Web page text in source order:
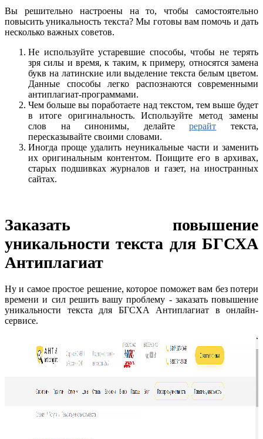
Вы решительно настроены на то, чтобы самостоятельно
повысить уникальность текста? Мы готовы вам помочь и дать
несколько важных советов.
Не используйте устаревшие способы, чтобы не терять
зря силы и время, к таким, к примеру, относятся замена
букв на латинские или выделение текста белым цветом.
Данные способы легко распознаются современными
антиплагиат-программами.
Чем больше вы поработаете над текстом, тем выше будет
в итоге оригинальность. Используйте метод замены
слов на синонимы, делайтерерайт текста,
пересказывайте своими словами.
Иногда проще удалить неуникальные части и заменить
их оригинальным контентом. Поищите его в архивах,
старых подшивках журналов и газет, на иностранных
сайтах.
Заказать повышение
уникальности текста для БГСХА
Антиплагиат
Ну и самое простое решение, которое поможет вам без потери
времени и сил решить вашу проблему - заказать повышение
уникальности текста для БГСХА Антиплагиат в онлайн-
сервисе.